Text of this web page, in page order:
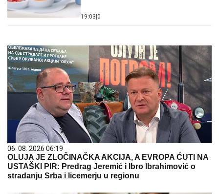
19:03 0
06. 08. 2026 06:19
OLUJA JE ZLOČINAČKA AKCIJA, A EVROPA ĆUTI NA
USTAŠKI PIR: Predrag Jeremić i Ibro Ibrahimović o
stradanju Srba i licemerju u regionu